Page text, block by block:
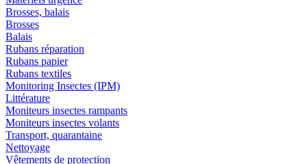
Brosses, balais
Brosses
Balais
Rubans réparation
Rubans papier
Rubans textiles
Monitoring Insectes (IPM)
Littérature
Moniteurs insectes rampants
Moniteurs insectes volants
Transport, quarantaine
Nettoyage
Vêtements de protection